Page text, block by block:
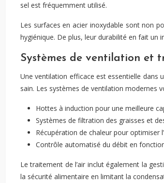
sel est fréquemment utilisé.
Les surfaces en acier inoxydable sont non
hygiénique. De plus, leur durabilité en fait un
Systèmes de ventilation et
Une ventilation efficace est essentielle dans
sain. Les systèmes de ventilation modernes
Hottes à induction pour une meilleure
Systèmes de filtration des graisses et
Récupération de chaleur pour optimiser
Contrôle automatisé du débit en
Le traitement de l’air inclut également la
la sécurité alimentaire en limitant la